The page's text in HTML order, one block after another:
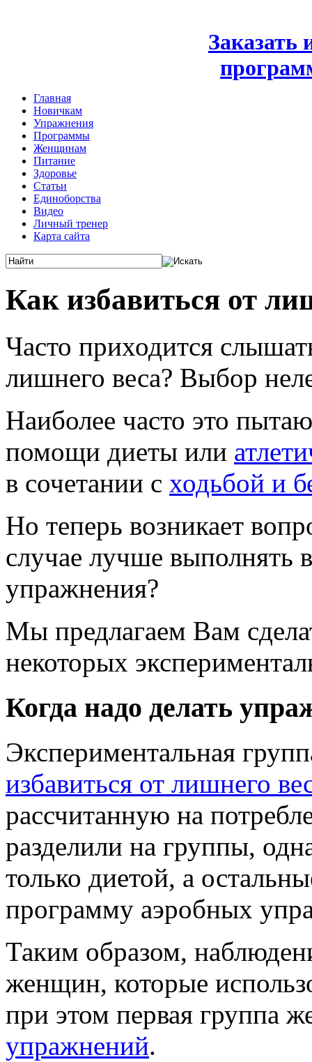
Заказать
Главная
Новичкам
Упражнения
Программы
Женщинам
Питание
Здоровье
Статьи
Единоборства
Видео
Личный тренер
Карта сайта
Как избавиться от
Часто приходится
лишнего веса? Выбор
Наиболее часто это
помощи диеты или
в сочетании с ходьбой и
Но теперь возникает
случае лучше выполнять
упражнения?
Мы предлагаем Вам
некоторых
Когда надо делать
Экспериментальная
избавиться от лишнего
рассчитанную на
разделили на группы,
только диетой, а
программу аэробных
Таким образом,
женщин, которые
при этом первая группа
упражнений.